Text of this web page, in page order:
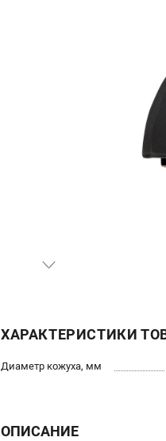
ХАРАКТЕРИСТИКИ
Диаметр кожуха, мм
ОПИСАНИЕ